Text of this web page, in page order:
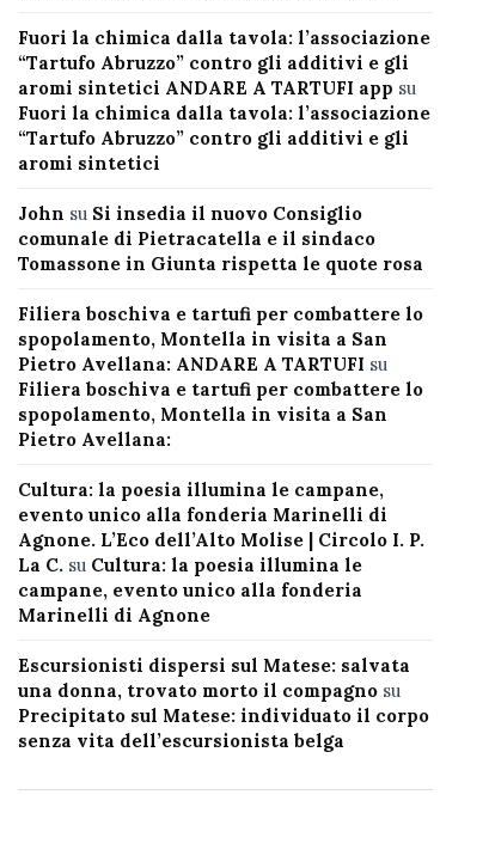
Fuori la chimica dalla tavola: l’associazione
“Tartufo Abruzzo” contro gli additivi e gli
aromi sintetici ANDARE A TARTUFI app su
Fuori la chimica dalla tavola: l’associazione
“Tartufo Abruzzo” contro gli additivi e gli
aromi sintetici
John su Si insedia il nuovo Consiglio
comunale di Pietracatella e il sindaco
Tomassone in Giunta rispetta le quote rosa
Filiera boschiva e tartufi per combattere lo
spopolamento, Montella in visita a San
Pietro Avellana: ANDARE A TARTUFI su
Filiera boschiva e tartufi per combattere lo
spopolamento, Montella in visita a San
Pietro Avellana:
Cultura: la poesia illumina le campane,
evento unico alla fonderia Marinelli di
Agnone. L’Eco dell’Alto Molise | Circolo I. P.
La C. su Cultura: la poesia illumina le
campane, evento unico alla fonderia
Marinelli di Agnone
Escursionisti dispersi sul Matese: salvata
una donna, trovato morto il compagnosu
Precipitato sul Matese: individuato il corpo
senza vita dell’escursionista belga